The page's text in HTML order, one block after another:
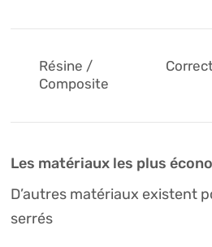
Résine /
Composite
Les matériaux les plus
D’autres matériaux existent
serrés